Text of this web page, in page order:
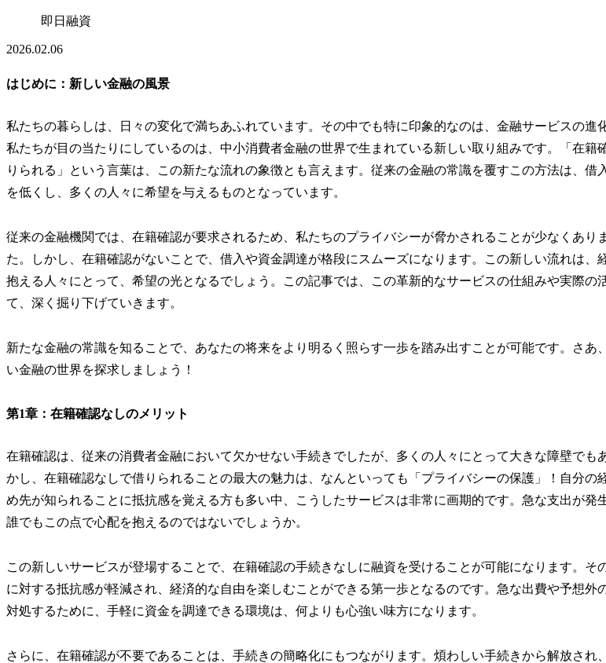
即日融資
2026.02.06
はじめに：新しい金融の風景
私たちの暮らしは、日々の変化で満ちあふれています。その中でも特に印象的なのは、金融サービスの進
私たちが目の当たりにしているのは、中小消費者金融の世界で生まれている新しい取り組みです。「在籍
りられる」という言葉は、この新たな流れの象徴とも言えます。従来の金融の常識を覆すこの方法は、借
を低くし、多くの人々に希望を与えるものとなっています。
従来の金融機関では、在籍確認が要求されるため、私たちのプライバシーが脅かされることが少なくあり
た。しかし、在籍確認がないことで、借入や資金調達が格段にスムーズになります。この新しい流れは、
抱える人々にとって、希望の光となるでしょう。この記事では、この革新的なサービスの仕組みや実際の
て、深く掘り下げていきます。
新たな金融の常識を知ることで、あなたの将来をより明るく照らす一歩を踏み出すことが可能です。さあ
い金融の世界を探求しましょう！
第1章：在籍確認なしのメリット
在籍確認は、従来の消費者金融において欠かせない手続きでしたが、多くの人々にとって大きな障壁でも
かし、在籍確認なしで借りられることの最大の魅力は、なんといっても「プライバシーの保護」！自分の
め先が知られることに抵抗感を覚える方も多い中、こうしたサービスは非常に画期的です。急な支出が発
誰でもこの点で心配を抱えるのではないでしょうか。
この新しいサービスが登場することで、在籍確認の手続きなしに融資を受けることが可能になります。そ
に対する抵抗感が軽減され、経済的な自由を楽しむことができる第一歩となるのです。急な出費や予想外
対処するために、手軽に資金を調達できる環境は、何よりも心強い味方になります。
さらに、在籍確認が不要であることは、手続きの簡略化にもつながります。煩わしい手続きから解放され